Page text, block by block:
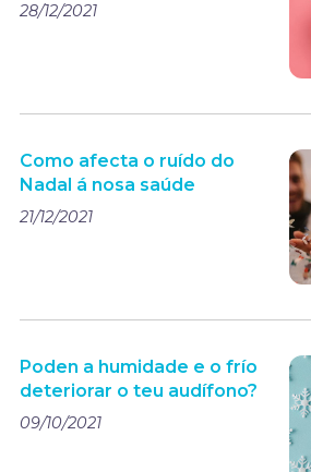
28/12/2021
Como afecta o ruído do
Nadal á nosa saúde
21/12/2021
Poden a humidade e o frío
deteriorar o teu audífono?
09/10/2021